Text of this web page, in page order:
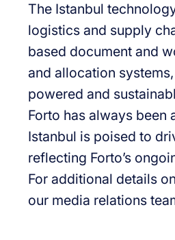
The Istanbul
logistics and supply
based document and
and allocation
powered and
Forto has always been
Istanbul is poised to
reflecting Forto’s
For additional details
our media relations